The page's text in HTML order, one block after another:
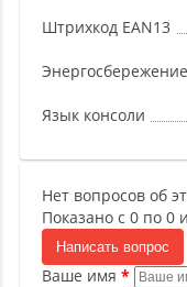
Штрихкод EAN13
Энергосбережение
Язык консоли
Нет вопросов об
Показано с 0 по 0
Написать вопрос
Ваше имя